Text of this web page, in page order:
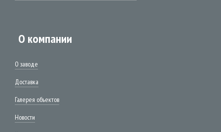
О компании
О заводе
Доставка
Галерея объектов
Новости